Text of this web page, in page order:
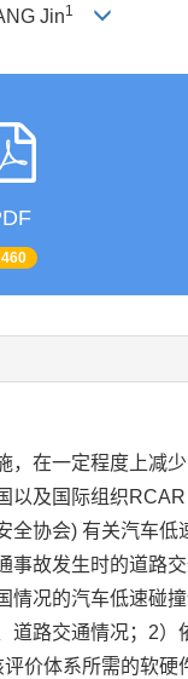
Jin1
，在一定程度上减
以及国际组织
全协会) 有关汽车
事故发生时的道路
情况的汽车低速碰
道路交通情况；2
价体系所需的软硬